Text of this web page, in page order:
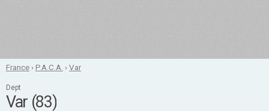
France ›P.A.C.A. ›Var
Dept
Var (83)